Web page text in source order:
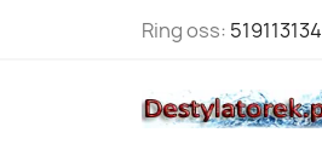
Ring oss: 519113134